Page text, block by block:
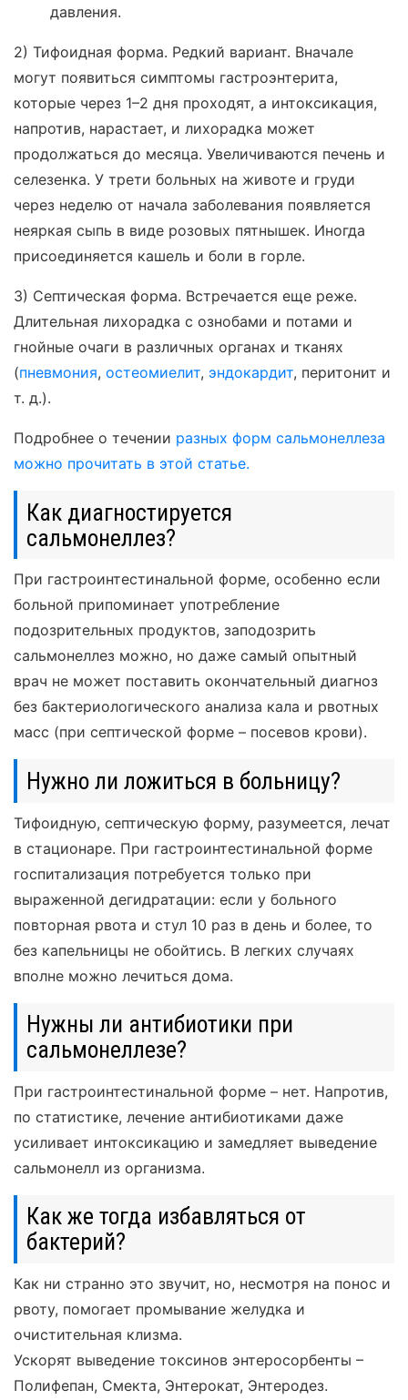
давления.
2) Тифоидная форма. Редкий вариант. Вначале
могут появиться симптомы гастроэнтерита,
которые через 1–2 дня проходят, а интоксикация,
напротив, нарастает, и лихорадка может
продолжаться до месяца. Увеличиваются печень и
селезенка. У трети больных на животе и груди
через неделю от начала заболевания появляется
неяркая сыпь в виде розовых пятнышек. Иногда
присоединяется кашель и боли в горле.
3) Септическая форма. Встречается еще реже.
Длительная лихорадка с ознобами и потами и
гнойные очаги в различных органах и тканях
(пневмония, остеомиелит, эндокардит, перитонит и
т. д.).
Подробнее о течении разных форм сальмонеллеза
можно прочитать в этой статье.
Как диагностируется
сальмонеллез?
При гастроинтестинальной форме, особенно если
больной припоминает употребление
подозрительных продуктов, заподозрить
сальмонеллез можно, но даже самый опытный
врач не может поставить окончательный диагноз
без бактериологического анализа кала и рвотных
масс (при септической форме – посевов крови).
Нужно ли ложиться в больницу?
Тифоидную, септическую форму, разумеется, лечат
в стационаре. При гастроинтестинальной форме
госпитализация потребуется только при
выраженной дегидратации: если у больного
повторная рвота и стул 10 раз в день и более, то
без капельницы не обойтись. В легких случаях
вполне можно лечиться дома.
Нужны ли антибиотики при
сальмонеллезе?
При гастроинтестинальной форме – нет. Напротив,
по статистике, лечение антибиотиками даже
усиливает интоксикацию и замедляет выведение
сальмонелл из организма.
Как же тогда избавляться от
бактерий?
Как ни странно это звучит, но, несмотря на понос и
рвоту, помогает промывание желудка и
очистительная клизма.
Ускорят выведение токсинов энтеросорбенты –
Полифепан, Смекта, Энтерокат, Энтеродез.